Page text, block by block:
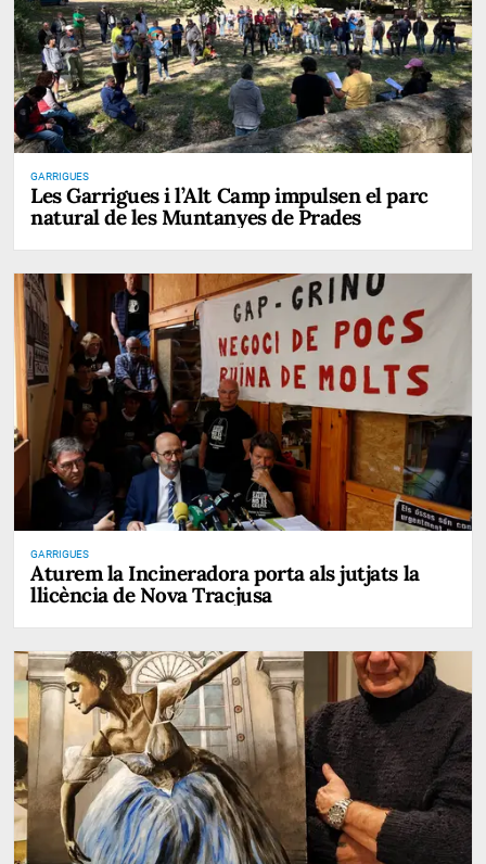
GARRIGUES
Les Garrigues i l’Alt Camp impulsen el parc
natural de les Muntanyes de Prades
GARRIGUES
Aturem la Incineradora porta als jutjats la
llicència de Nova Tracjusa